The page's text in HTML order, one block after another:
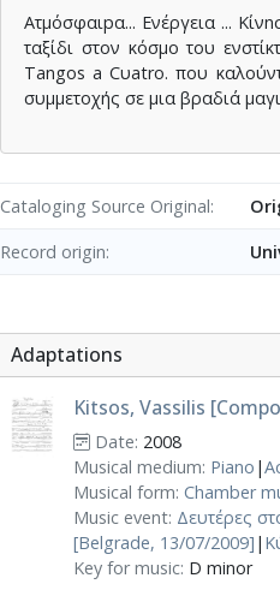
Ατμόσφαιpα... Ενέργεια ...
ταξίδι στον κόσμο του
Tangos a Cυatro. που
συμμετοχής σε μια βραδιά
Cataloging Source Original
Record origin
Adaptations
Kitsos, Vassilis
Date: 2008
Musical medium: Piano |
Musical form: Chamber
Music event: Δευτέρες
[Belgrade, 13/07/2009] |
Key for music: D minor